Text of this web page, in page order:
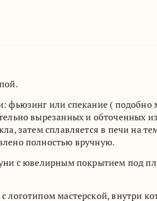
фьюзинг или спекание ( подобно
вырезанных и обточенных из
затем сплавляется в печи на
полностью вручную.
с ювелирным покрытием под
мастерской, внутри